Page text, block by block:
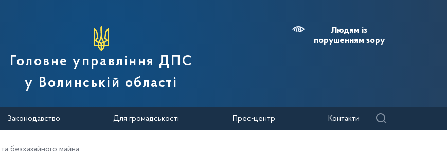
податкової служби України
Головне управління ДПС
у Волинській області
Людям із
порушенням зору
Законодавство Для громадськості Прес-центр Контакти
та безхазяйного майна